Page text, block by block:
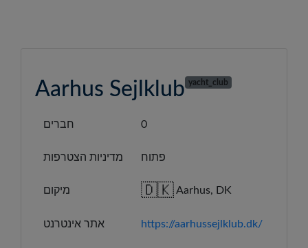
Aarhus Sejlklub yacht_club
חברים 0
מדיניות הצטרפות פתוח
מיקום 🇩🇰Aarhus, DK
אתר אינטרנט https://aarhussejlklub.dk/